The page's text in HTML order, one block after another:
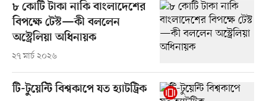
৮ কোটি টাকা নাকি বাংলাদেশের
বিপক্ষে টেস্ট—কী বললেন
অস্ট্রেলিয়া অধিনায়ক
২৭ মার্চ ২০২৬
টি-টুয়েন্টি বিশ্বকাপে যত হ্যাটট্রিক